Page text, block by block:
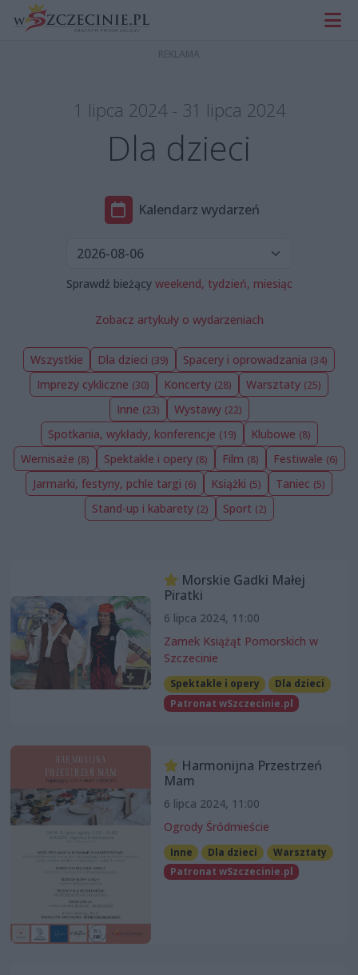
1 lipca 2024 - 31 lipca 2024
Dla dzieci
Kalendarz wydarzeń
Sprawdź bieżący weekend, tydzień, miesiąc
Zobacz artykuły o wydarzeniach
Wszystkie Dla dzieci (39) Spacery i oprowadzania (34)
Imprezy cykliczne (30) Koncerty (28) Warsztaty (25)
Inne (23) Wystawy (22)
Spotkania, wykłady, konferencje (19) Klubowe (8)
Wernisaże (8) Spektakle i opery (8) Film (8) Festiwale (6)
Jarmarki, festyny, pchle targi (6) Książki (5) Taniec (5)
Stand-up i kabarety (2) Sport (2)
Morskie Gadki Małej
Piratki
6 lipca 2024, 11:00
Zamek Książąt Pomorskich w
Szczecinie
Spektakle i opery
Dla dzieci
Patronat wSzczecinie.pl
Harmonijna Przestrzeń
Mam
6 lipca 2024, 11:00
Ogrody Śródmieście
Inne Dla dzieci
Warsztaty
Patronat wSzczecinie.pl